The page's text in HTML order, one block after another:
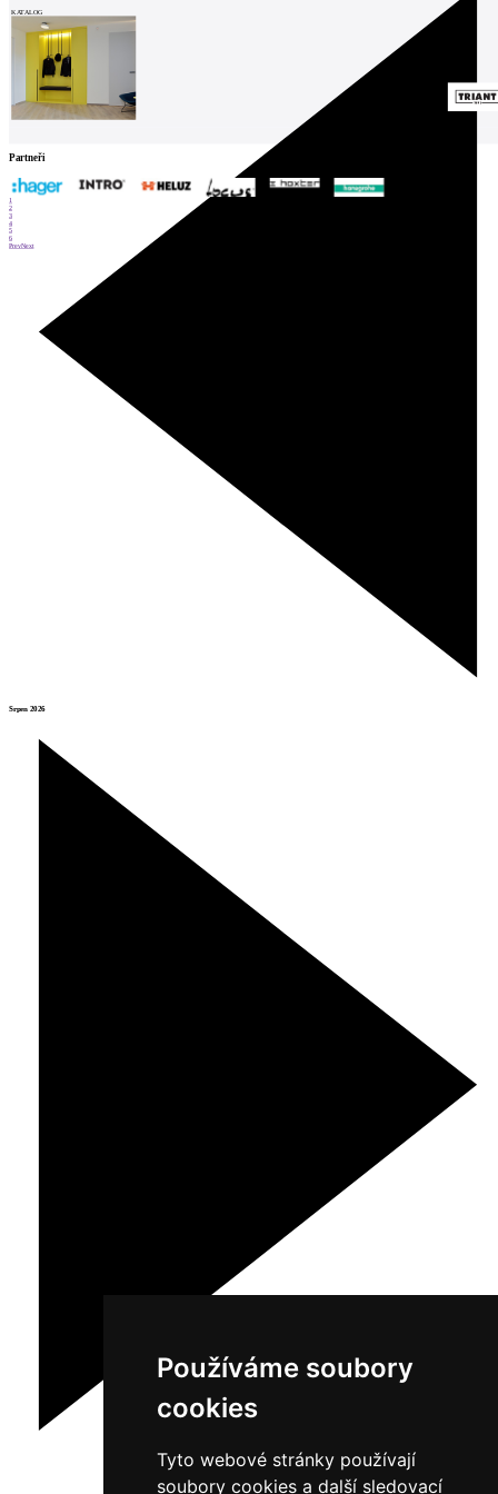
Používáme soubory
cookies
Tyto webové stránky používají
soubory cookies a další sledovací
Srpen 2026
KATALOG
Partneři
1
2
3
4
5
6
PrevNext